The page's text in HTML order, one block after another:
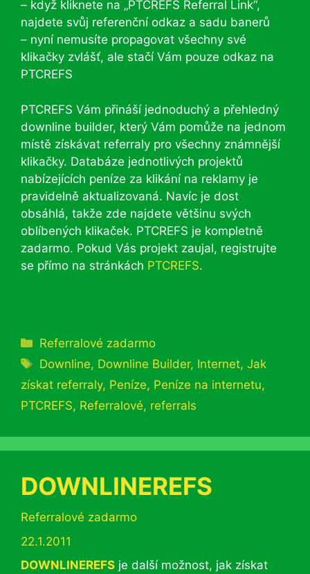
– když kliknete na „PTCREFS Referral Link“,
najdete svůj referenční odkaz a sadu banerů
– nyní nemusíte propagovat všechny své
klikačky zvlášť, ale stačí Vám pouze odkaz na
PTCREFS
PTCREFS Vám přináší jednoduchý a přehledný
downline builder, který Vám pomůže na jednom
místě získávat referraly pro všechny známnější
klikačky. Databáze jednotlivých projektů
nabízejících peníze za klikání na reklamy je
pravidelně aktualizovaná. Navíc je dost
obsáhlá, takže zde najdete většinu svých
oblíbených klikaček. PTCREFS je kompletně
zadarmo. Pokud Vás projekt zaujal, registrujte
se přímo na stránkách PTCREFS.
Rubriky
Referralové zadarmo
Štítky
Downline, Downline Builder, Internet,Jak
získat referraly, Peníze, Peníze na internetu,
PTCREFS, Referralové, referrals
DOWNLINEREFS
Rubriky
Referralové zadarmo
22.1.2011
DOWNLINEREFS je další možnost, jak získat